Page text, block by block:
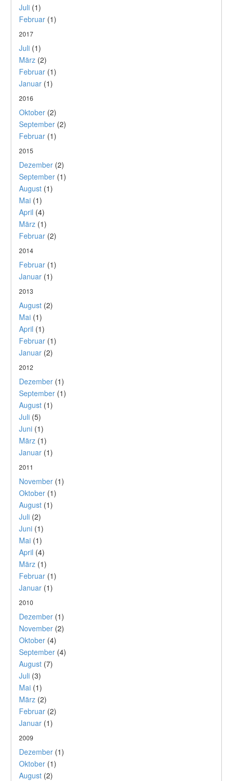
Juli (1)
Februar (1)
2017
Juli (1)
März (2)
Februar (1)
Januar (1)
2016
Oktober (2)
September (2)
Februar (1)
2015
Dezember (2)
September (1)
August (1)
Mai (1)
April (4)
März (1)
Februar (2)
2014
Februar (1)
Januar (1)
2013
August (2)
Mai (1)
April (1)
Februar (1)
Januar (2)
2012
Dezember (1)
September (1)
August (1)
Juli (5)
Juni (1)
März (1)
Januar (1)
2011
November (1)
Oktober (1)
August (1)
Juli (2)
Juni (1)
Mai (1)
April (4)
März (1)
Februar (1)
Januar (1)
2010
Dezember (1)
November (2)
Oktober (4)
September (4)
August (7)
Juli (3)
Mai (1)
März (2)
Februar (2)
Januar (1)
2009
Dezember (1)
Oktober (1)
August (2)